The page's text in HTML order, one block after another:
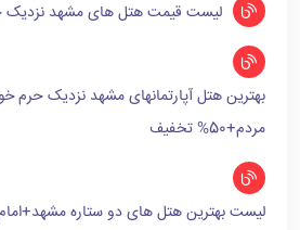
لیست قیمت هتل های مشهد نزدیک
بهترین هتل آپارتمانهای مشهد نزدیک حرم
مردم+50% تخفیف
لیست بهترین هتل های دو ستاره